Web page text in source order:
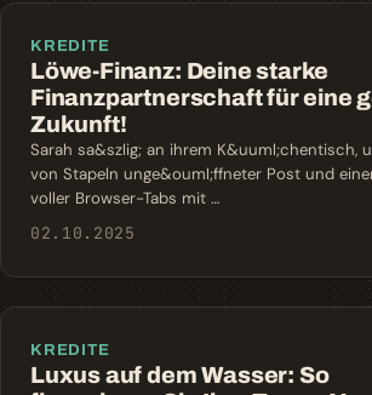
KREDITE
Löwe-Finanz: Deine starke
Finanzpartnerschaft für eine
Zukunft!
Sarah sa&szlig; an ihrem K&uuml;chentisch,
von Stapeln unge&ouml;ffneter Post und
voller Browser-Tabs mit …
02.10.2025
KREDITE
Luxus auf dem Wasser: So